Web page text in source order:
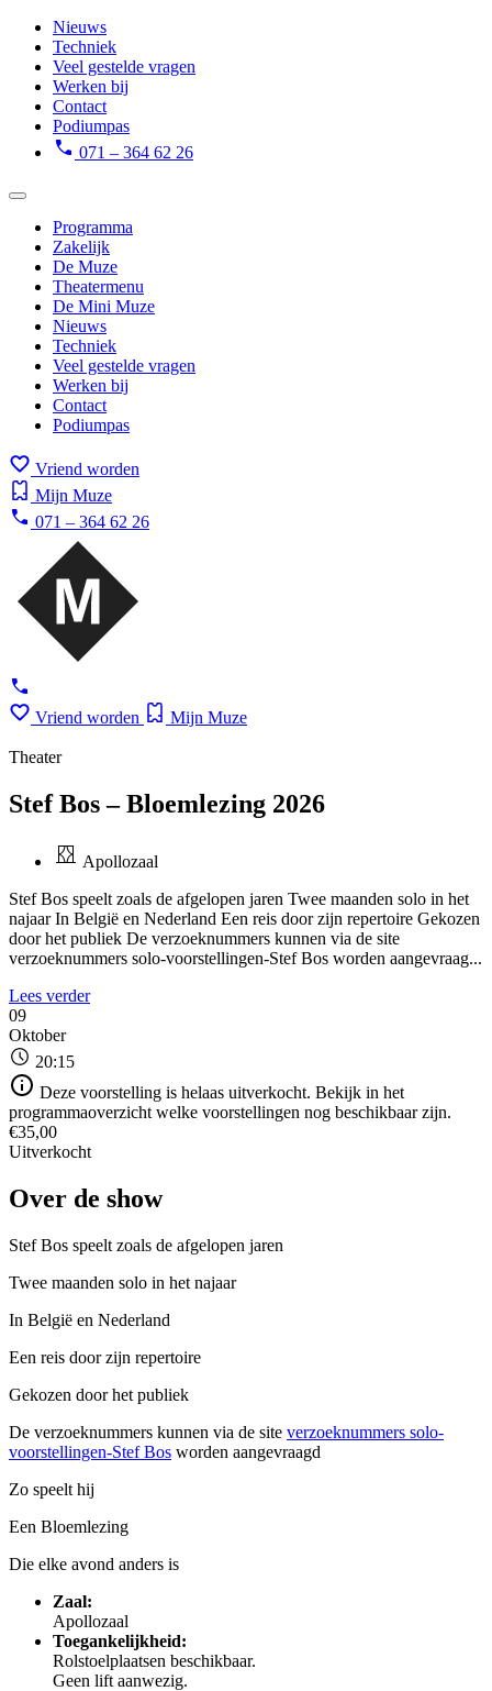
Nieuws
Techniek
Veel gestelde vragen
Werken bij
Contact
Podiumpas
071 – 364 62 26
Programma
Zakelijk
De Muze
Theatermenu
De Mini Muze
Nieuws
Techniek
Veel gestelde vragen
Werken bij
Contact
Podiumpas
Vriend worden
Mijn Muze
071 – 364 62 26
Vriend worden Mijn Muze
Theater
Stef Bos – Bloemlezing 2026
Apollozaal
Stef Bos speelt zoals de afgelopen jaren Twee maanden solo in het
najaar In België en Nederland Een reis door zijn repertoire Gekozen
door het publiek De verzoeknummers kunnen via de site
verzoeknummers solo-voorstellingen-Stef Bos worden aangevraag...
Lees verder
09
Oktober
20:15
Deze voorstelling is helaas uitverkocht. Bekijk in het
programmaoverzicht welke voorstellingen nog beschikbaar zijn.
€35,00
Uitverkocht
Over de show
Stef Bos speelt zoals de afgelopen jaren
Twee maanden solo in het najaar
In België en Nederland
Een reis door zijn repertoire
Gekozen door het publiek
De verzoeknummers kunnen via de site verzoeknummers solo-
voorstellingen-Stef Bos worden aangevraagd
Zo speelt hij
Een Bloemlezing
Die elke avond anders is
Zaal:
Apollozaal
Toegankelijkheid:
Rolstoelplaatsen beschikbaar.
Geen lift aanwezig.